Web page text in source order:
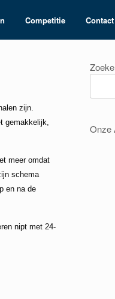
Competitie Contact
zijn.
gemakkelijk,
meer omdat
schema
en na de
nipt met 24-
Onze